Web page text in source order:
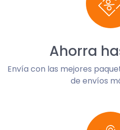
Ahorra
Envía con las mejores
de envíos